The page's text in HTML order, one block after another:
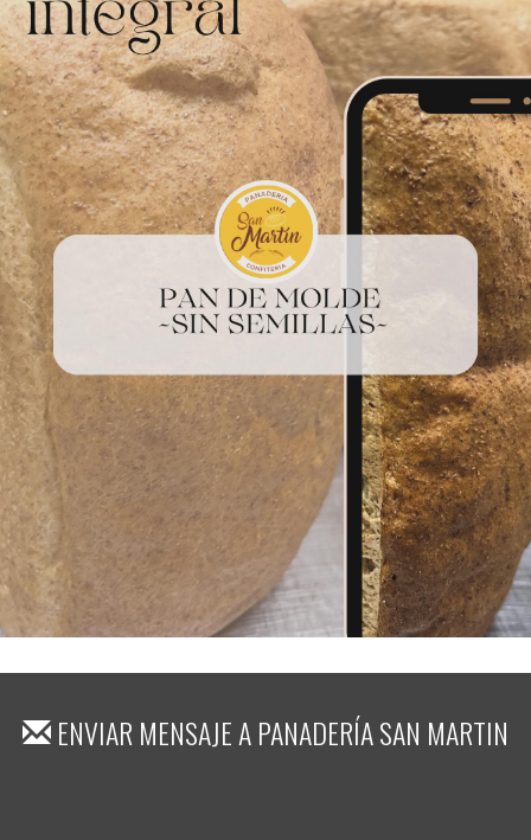
ENVIAR MENSAJE APANADERÍA SAN MARTIN